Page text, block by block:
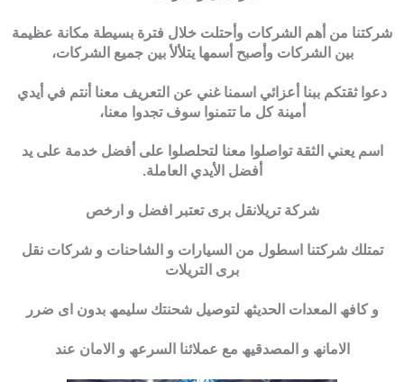
شركتنا من أهم الشركات وأحتلت خلال فترة بسيطة مكانة عظيمة
بين الشركات وأصبح أسمها يتلألأ بين جميع الشركات،
دعوا ثقتكم ببنا أعزائي اسمنا غني عن التعريف معنا أنتم في أيدي
أمينة كل ما تتمنوا سوف تجدوا معنا،
اسم يعني الثقة تواصلوا معنا لتحلصلوا على أفضل خدمة على يد
أفضل الأيدي العاملة.
شركة تريلانقل برى تعتبر افضل و ارخص
تمتلك شركتنا اسطول من السیارات و الشاحنات و شركات نقل
برى التریلات
و كافھ المعدات الحدیثھ لتوصیل شحنتك سلیمھ بدون اى ضرر
الامانھ و المصدقیھ مع عملائنا السرعھ و الامان عند